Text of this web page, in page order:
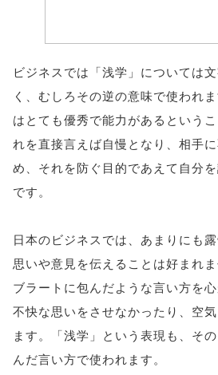
ビジネスでは「浅学」については
く、むしろその逆の意味で使われ
はとても優秀で能力があるという
れを直接言えば自慢となり、相手
め、それを防ぐ目的であえて自分
です。
日本のビジネスでは、あまりにも
思いや意見を伝えることは好まれ
ブラートに包んだような言い方を
不快な思いをさせなかったり、空
ます。「浅学」という表現も、そ
んだ言い方で使われます。